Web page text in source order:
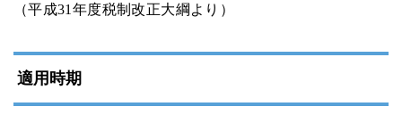
（平成31年度税制改正大綱より）
適用時期